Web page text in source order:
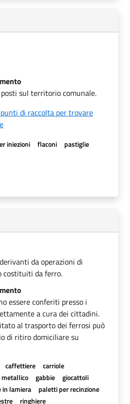
sul territorio comunale.
di raccolta per trovare
iniezioni flaconi
pastiglie
da operazioni di
costituiti da ferro.
essere conferiti presso i
a cura dei cittadini.
al trasporto dei ferrosi può
di ritiro domiciliare su
caffettiere
carriole
gabbie
giocattoli
lamiera
paletti per recinzione
ringhiere